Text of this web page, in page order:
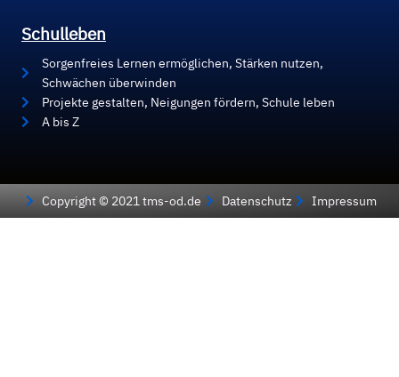
Schulleben
Sorgenfreies Lernen ermöglichen, Stärken nutzen,
Schwächen überwinden
Projekte gestalten, Neigungen fördern, Schule leben
A bis Z
Copyright © 2021 tms-od.de Datenschutz Impressum